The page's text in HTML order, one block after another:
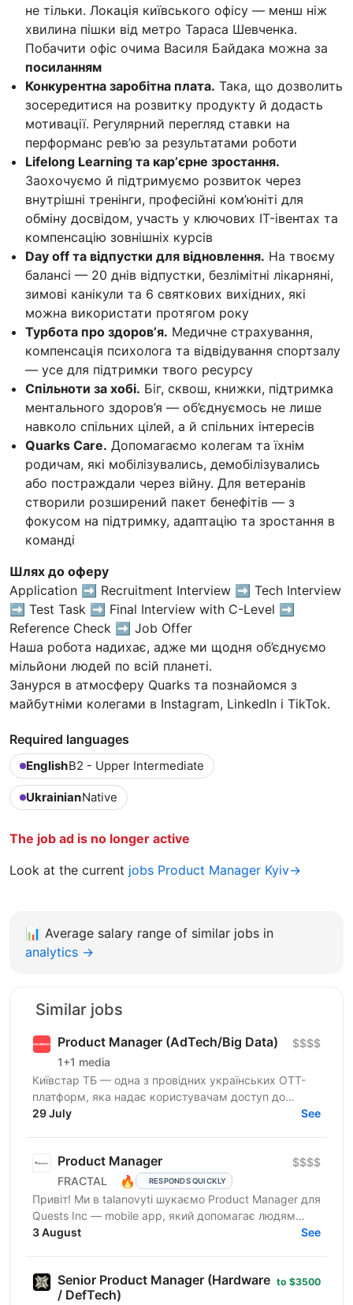
не тільки. Локація київського офісу — менш ніж
хвилина пішки від метро Тараса Шевченка.
Побачити офіс очима Василя Байдака можна за
посиланням
Конкурентна заробітна плата. Така, що дозволить
зосередитися на розвитку продукту й додасть
мотивації. Регулярний перегляд ставки на
перформанс рев’ю за результатами роботи
Lifelong Learning та карʼєрне зростання.
Заохочуємо й підтримуємо розвиток через
внутрішні тренінги, професійні ком’юніті для
обміну досвідом, участь у ключових IT-івентах та
компенсацію зовнішніх курсів
Day off та відпустки для відновлення. На твоєму
балансі — 20 днів відпустки, безлімітні лікарняні,
зимові канікули та 6 святкових вихідних, які
можна використати протягом року
Турбота про здоровʼя. Медичне страхування,
компенсація психолога та відвідування спортзалу
— усе для підтримки твого ресурсу
Спільноти за хобі. Біг, сквош, книжки, підтримка
ментального здоров’я — об’єднуємось не лише
навколо спільних цілей, а й спільних інтересів
Quarks Care. Допомагаємо колегам та їхнім
родичам, які мобілізувались, демобілізувались
або постраждали через війну. Для ветеранів
створили розширений пакет бенефітів — з
фокусом на підтримку, адаптацію та зростання в
команді
Шлях до оферу
Application ➡️ Recruitment Interview ➡️ Tech Interview
➡️ Test Task ➡️ Final Interview with C-Level ➡️
Reference Check ➡️ Job Offer
Наша робота надихає, адже ми щодня об’єднуємо
мільйони людей по всій планеті.
Занурся в атмосферу Quarks та познайомся з
майбутніми колегами в Instagram, LinkedIn і TikTok.
Required languages
EnglishB2 - Upper Intermediate
UkrainianNative
The job ad is no longer active
Look at the current jobs Product Manager Kyiv→
📊 Average salary range of similar jobs in
analytics →
Similar jobs
Product Manager (AdTech/Big Data)
1+1 media
$$$$
Київстар ТБ — одна з провідних українських ОТТ-
платформ, яка надає користувачам доступ до
телебачення, фільмів, серіалів, спортивного та
29 July See
Product Manager
FRACTAL 🔥 RESPONDS QUICKLY
$$$$
Привіт! Ми в talanovyti шукаємо Product Manager для
Quests Inc — mobile app, який допомагає людям
знаходити офлайн-активності, знайомитись через
3 August See
Senior Product Manager (Hardware
/ DefTech)
to $3500